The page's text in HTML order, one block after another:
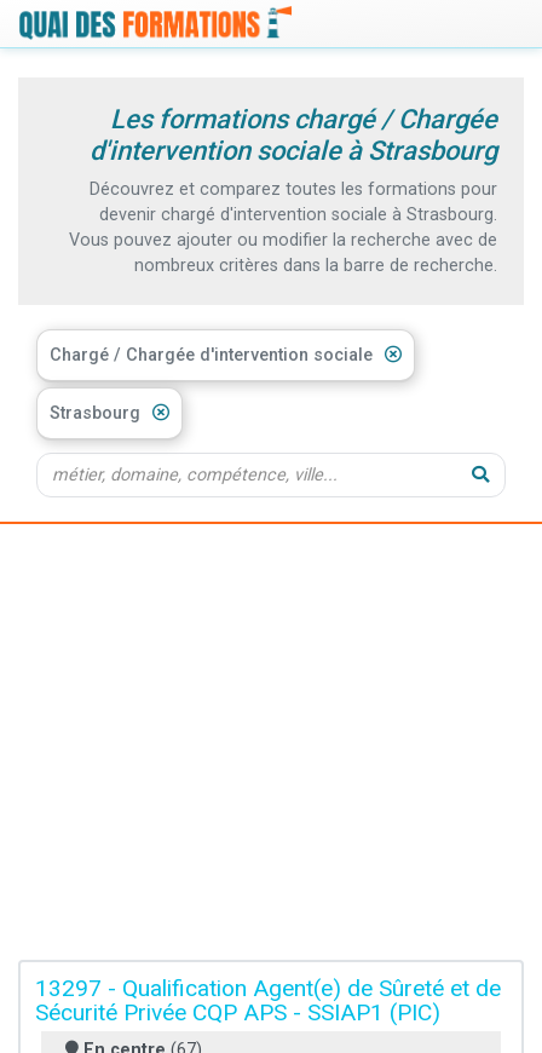
Les formations chargé / Chargée
d'intervention sociale à Strasbourg
Découvrez et comparez toutes les formations pour
devenir chargé d'intervention sociale à Strasbourg.
Vous pouvez ajouter ou modifier la recherche avec de
nombreux critères dans la barre de recherche.
Chargé / Chargée d'intervention sociale
Strasbourg
13297 - Qualification Agent(e) de Sûreté et de
Sécurité Privée CQP APS - SSIAP1 (PIC)